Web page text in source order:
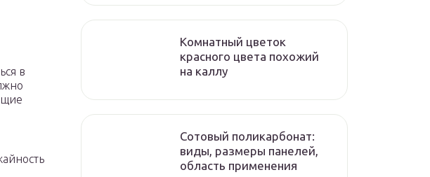
в
Комнатный цветок
красного цвета похожий
на каллу
Сотовый поликарбонат:
виды, размеры панелей,
область применения